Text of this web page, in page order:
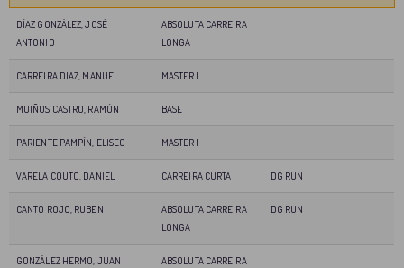
DÍAZ GONZÁLEZ, JOSÉ
ANTONIO
ABSOLUTA CARREIRA
LONGA
CARREIRA DIAZ, MANUEL MASTER 1
MUIÑOS CASTRO, RAMÓN BASE
PARIENTE PAMPÍN, ELISEO MASTER 1
VARELA COUTO, DANIEL CARREIRA CURTA DG RUN
CANTO ROJO, RUBEN
ABSOLUTA CARREIRA
LONGA
DG RUN
GONZÁLEZ HERMO, JUAN
ABSOLUTA CARREIRA